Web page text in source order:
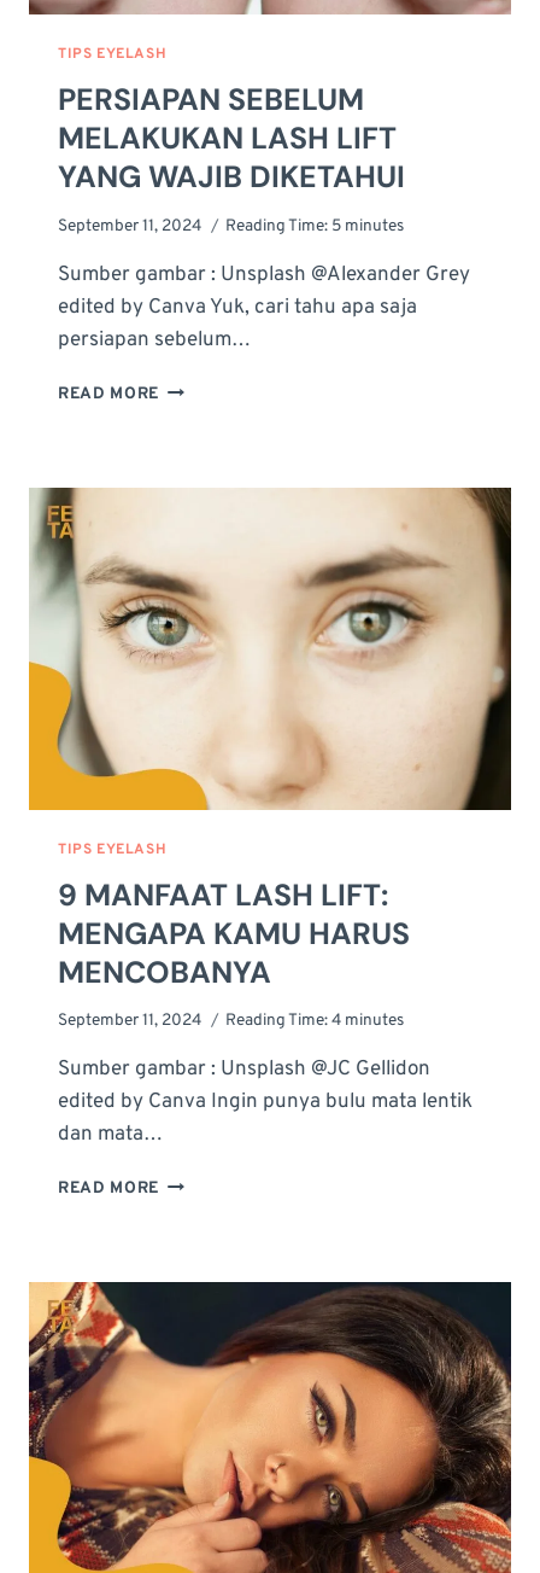
TIPS EYELASH
PERSIAPAN SEBELUM
MELAKUKAN LASH LIFT
YANG WAJIB DIKETAHUI
September 11, 2024 Reading Time: 5 minutes
Sumber gambar : Unsplash @Alexander Grey
edited by Canva Yuk, cari tahu apa saja
persiapan sebelum…
READ MORE PERSIAPAN
LIFT
DIKETAHUI
TIPS EYELASH
9 MANFAAT LASH LIFT:
MENGAPA KAMU HARUS
MENCOBANYA
September 11, 2024 Reading Time:4 minutes
Sumber gambar : Unsplash @JC Gellidon
edited by Canva Ingin punya bulu mata lentik
dan mata…
READ MORE 9
MENGAPA
MENCOBANYA